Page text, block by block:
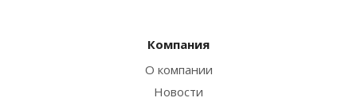
Компания
О компании
Новости